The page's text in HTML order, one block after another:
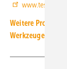
www.testo.de
Weitere Produkt-
Werkzeuge